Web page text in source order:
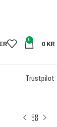
0
0 KR
Trustpilot